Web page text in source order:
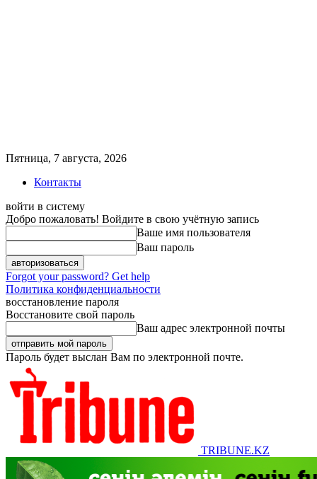
Пятница, 7 августа, 2026
Контакты
войти в систему
Добро пожаловать! Войдите в свою учётную запись
Ваше имя пользователя
Ваш пароль
Forgot your password? Get help
Политика конфиденциальности
восстановление пароля
Восстановите свой пароль
Ваш адрес электронной почты
Пароль будет выслан Вам по электронной почте.
TRIBUNE.KZ